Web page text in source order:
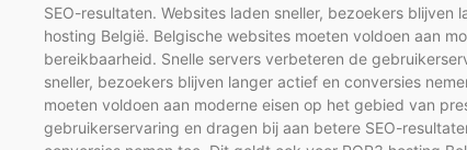
SEO-resultaten. Websites laden sneller, bezoekers
hosting België. Belgische websites moeten voldoen aan
bereikbaarheid. Snelle servers verbeteren de
sneller, bezoekers blijven langer actief en conversies
moeten voldoen aan moderne eisen op het gebied van
gebruikerservaring en dragen bij aan betere SEO-